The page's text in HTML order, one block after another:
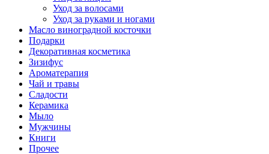
Уход за волосами
Уход за руками и ногами
Масло виноградной косточки
Подарки
Декоративная косметика
Зизифус
Ароматерапия
Чай и травы
Сладости
Керамика
Мыло
Мужчины
Книги
Прочее